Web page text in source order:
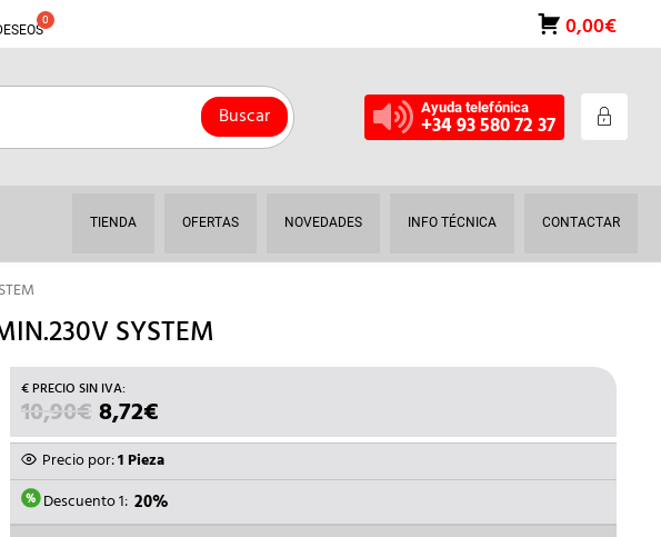
0,00€
Buscar Ayuda telefónica
+34 93 580 72 37
TIENDA OFERTAS NOVEDADES INFO TÉCNICA CONTACTAR
SYSTEM
10,90€ EL
PRECIO
ORIGINAL
ERA:
10,90€.
8,72€EL
PRECIO
ACTUAL
ES:
8,72€.
Precio por:1 Pieza
Descuento 1: 20%